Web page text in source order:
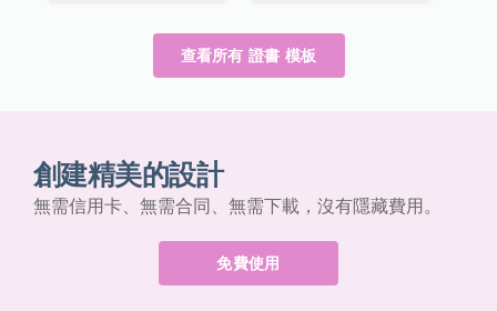
查看所有 證書 模板
創建精美的設計
無需信用卡、無需合同、無需下載，沒有隱藏費用。
免費使用